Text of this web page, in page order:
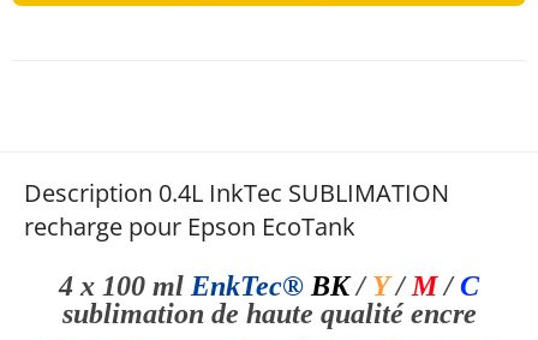
Description 0.4L InkTec SUBLIMATION
recharge pour Epson EcoTank
4 x 100 ml EnkTec® BK / Y/M/C
sublimation de haute qualitéencre